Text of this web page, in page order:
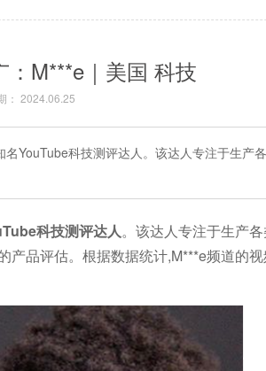
：M***e｜美国 科技
： 2024.06.25
YouTube科技测评达人。该达人专注于生产
科技测评达人。该达人专注于生产
品评估。根据数据统计,M***e频道的